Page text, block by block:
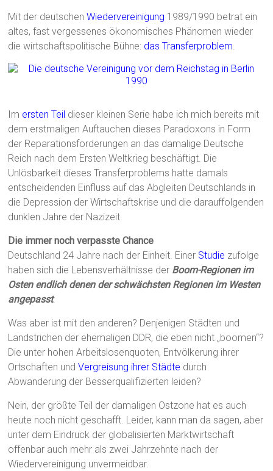
Mit der deutschenWiedervereinigung 1989/1990 betrat ein
altes, fast vergessenes ökonomisches Phänomen wieder
die wirtschaftspolitische Bühne: das Transferproblem.
Im ersten Teil dieser kleinen Serie habe ich mich bereits mit
dem erstmaligen Auftauchen dieses Paradoxons in Form
der Reparationsforderungen an das damalige Deutsche
Reich nach dem Ersten Weltkrieg beschäftigt. Die
Unlösbarkeit dieses Transferproblems hatte damals
entscheidenden Einfluss auf das Abgleiten Deutschlands in
die Depression der Wirtschaftskrise und die darauffolgenden
dunklen Jahre der Nazizeit.
Die immer noch verpasste Chance
Deutschland 24 Jahre nach der Einheit. Einer Studie zufolge
haben sich die Lebensverhältnisse der Boom-Regionen im
Osten endlich denen der schwächsten Regionen im Westen
angepasst.
Was aber ist mit den anderen? Denjenigen Städten und
Landstrichen der ehemaligen DDR, die eben nicht „boomen“?
Die unter hohen Arbeitslosenquoten, Entvölkerung ihrer
Ortschaften undVergreisung ihrer Städte durch
Abwanderung der Besserqualifizierten leiden?
Nein, der größte Teil der damaligen Ostzone hat es auch
heute noch nicht geschafft. Leider, kann man da sagen, aber
unter dem Eindruck der globalisierten Marktwirtschaft
offenbar auch mehr als zwei Jahrzehnte nach der
Wiedervereinigung unvermeidbar.